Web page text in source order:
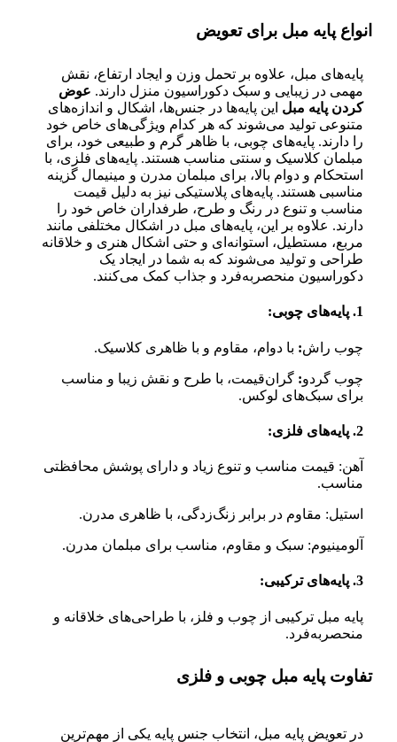
انواع پایه مبل برای تعویض
پایه‌های مبل، علاوه بر تحمل وزن و ایجاد ارتفاع، نقش
مهمی در زیبایی و سبک دکوراسیون منزل دارند. عوض
کردن پایه مبل این پایه‌ها در جنس‌ها، اشکال و اندازه‌های
متنوعی تولید می‌شوند که هر کدام ویژگی‌های خاص خود
را دارند. پایه‌های چوبی، با ظاهر گرم و طبیعی خود، برای
مبلمان کلاسیک و سنتی مناسب هستند. پایه‌های فلزی، با
استحکام و دوام بالا، برای مبلمان مدرن و مینیمال گزینه
مناسبی هستند. پایه‌های پلاستیکی نیز به دلیل قیمت
مناسب و تنوع در رنگ و طرح، طرفداران خاص خود را
دارند. علاوه بر این، پایه‌های مبل در اشکال مختلفی مانند
مربع، مستطیل، استوانه‌ای و حتی اشکال هنری و خلاقانه
طراحی و تولید می‌شوند که به شما در ایجاد یک
دکوراسیون منحصربه‌فرد و جذاب کمک می‌کنند.
1. پایه‌های چوبی:
چوب راش: با دوام، مقاوم و با ظاهری کلاسیک.
چوب گردو: گران‌قیمت، با طرح و نقش زیبا و مناسب
برای سبک‌های لوکس.
2. پایه‌های فلزی:
آهن: قیمت مناسب و تنوع زیاد و دارای پوشش محافظتی
مناسب.
استیل: مقاوم در برابر زنگ‌زدگی، با ظاهری مدرن.
آلومینیوم: سبک و مقاوم، مناسب برای مبلمان مدرن.
3. پایه‌های ترکیبی:
پایه مبل ترکیبی از چوب و فلز، با طراحی‌های خلاقانه و
منحصربه‌فرد.
تفاوت پایه مبل چوبی و فلزی
در تعویض پایه مبل، انتخاب جنس پایه یکی از مهم‌ترین